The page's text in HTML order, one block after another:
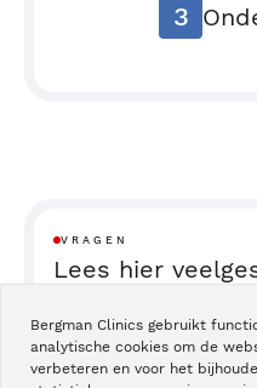
Bergman Clinics gebruikt
analytische cookies om de
verbeteren en voor het
3
VRAGEN
Lees hier
Bij welke vestigingen